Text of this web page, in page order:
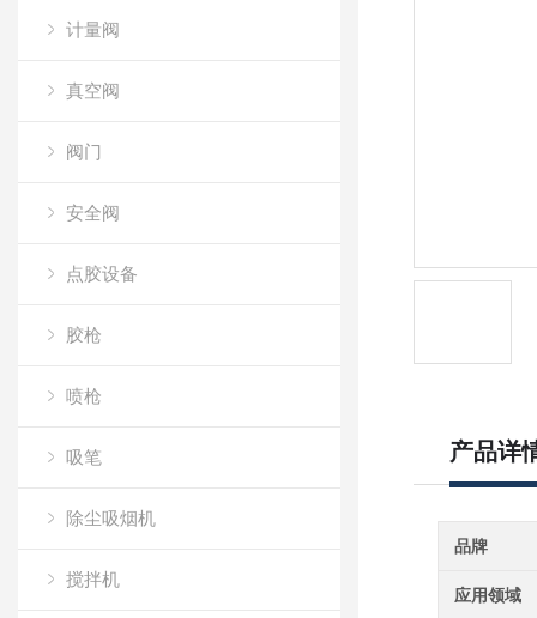
计量阀
真空阀
阀门
安全阀
点胶设备
胶枪
喷枪
吸笔
除尘吸烟机
搅拌机
产品详
品牌
应用领域